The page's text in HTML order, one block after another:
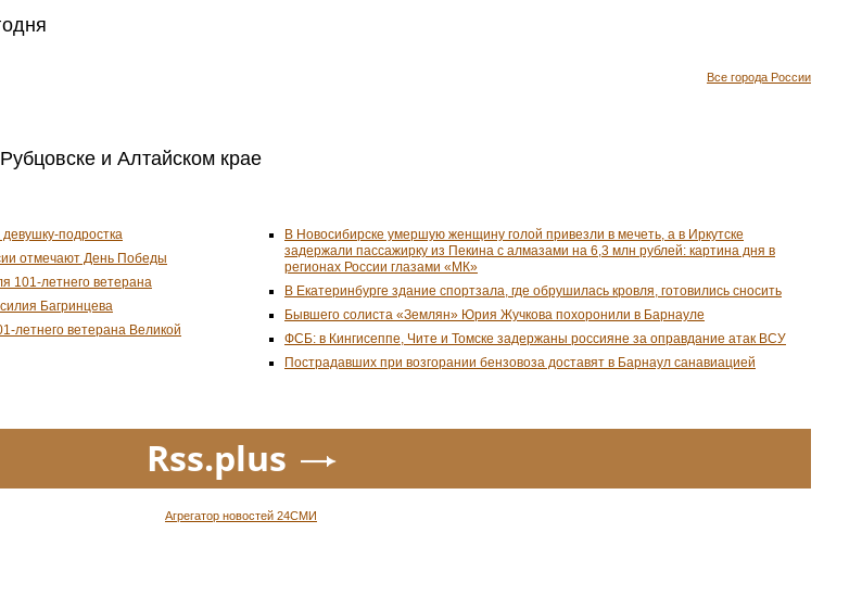
Все города России
и Алтайском крае
подростка
отмечают День Победы
101-летнего ветерана
Багринцева
летнего ветерана Великой
В Новосибирске умершую женщину голой привезли в мечеть, а в Иркутске
задержали пассажирку из Пекина с алмазами на 6,3 млн рублей: картина дня в
регионах России глазами «МК»
В Екатеринбурге здание спортзала, где обрушилась кровля, готовились сносить
Бывшего солиста «Землян» Юрия Жучкова похоронили в Барнауле
ФСБ: в Кингисеппе, Чите и Томске задержаны россияне за оправдание атак ВСУ
Пострадавших при возгорании бензовоза доставят в Барнаул санавиацией
Rss.plus
Агрегатор новостей 24СМИ